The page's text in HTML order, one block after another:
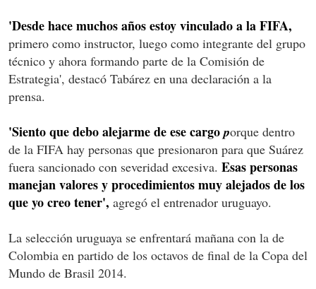
'Desde hace muchos años estoy vinculado a la FIFA,
primero como instructor, luego como integrante del grupo
técnico y ahora formando parte de la Comisión de
Estrategia', destacó Tabárez en una declaración a la
prensa.
'Siento que debo alejarme de ese cargoporque dentro
de la FIFA hay personas que presionaron para que Suárez
fuera sancionado con severidad excesiva. Esas personas
manejan valores y procedimientos muy alejados de los
que yo creo tener', agregó el entrenador uruguayo.
La selección uruguaya se enfrentará mañana con la de
Colombia en partido de los octavos de final de la Copa del
Mundo de Brasil 2014.